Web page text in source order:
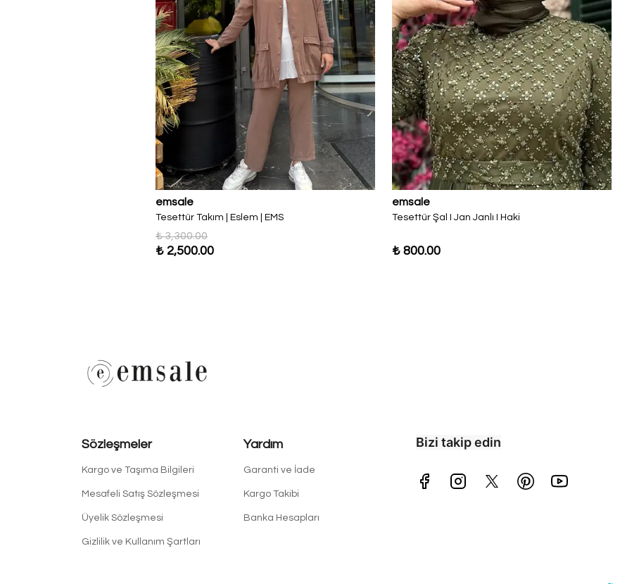
emsale
Tesettür Takım | Eslem | EMS
₺ 3,300.00
₺ 2,500.00
emsale
Tesettür Şal I Jan Janlı I Haki
₺ 800.00
Sözleşmeler
Kargo ve Taşıma Bilgileri
Mesafeli Satış Sözleşmesi
Üyelik Sözleşmesi
Gizlilik ve Kullanım Şartları
Yardım
Garanti ve İade
Kargo Takibi
Banka Hesapları
Bizi takip edin